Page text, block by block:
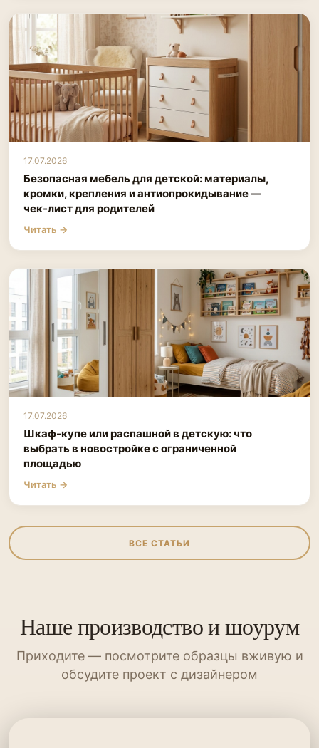
17.07.2026
Безопасная мебель для детской: материалы,
кромки, крепления и антиопрокидывание —
чек‑лист для родителей
Читать →
17.07.2026
Шкаф-купе или распашной в детскую: что
выбрать в новостройке с ограниченной
площадью
Читать →
ВСЕ СТАТЬИ
Наше производство и шоурум
Приходите — посмотрите образцы вживую и
обсудите проект с дизайнером